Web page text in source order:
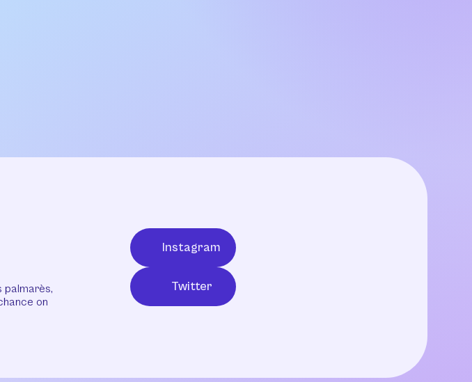
palmarès,
on
Instagram
Twitter